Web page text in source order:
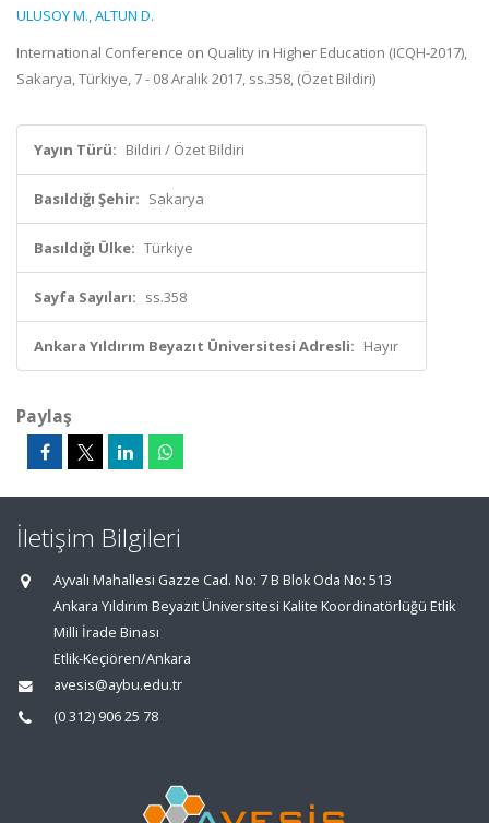
ULUSOY M.,ALTUN D.
International Conference on Quality in Higher Education (ICQH-2017),
Sakarya, Türkiye, 7 - 08 Aralık 2017, ss.358, (Özet Bildiri)
Yayın Türü: Bildiri / Özet Bildiri
Basıldığı Şehir: Sakarya
Basıldığı Ülke: Türkiye
Sayfa Sayıları: ss.358
Ankara Yıldırım Beyazıt Üniversitesi Adresli: Hayır
Paylaş
İletişim Bilgileri
Ayvalı Mahallesi Gazze Cad. No: 7 B Blok Oda No: 513
Ankara Yıldırım Beyazıt Üniversitesi Kalite Koordinatörlüğü Etlik
Milli İrade Binası
Etlik-Keçiören/Ankara
avesis@aybu.edu.tr
(0 312) 906 25 78